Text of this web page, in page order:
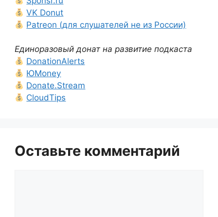
VK Donut
Patreon (для слушателей не из России)
Единоразовый донат на развитие подкаста
DonationAlerts
ЮMoney
Donate.Stream
CloudTips
Оставьте комментарий